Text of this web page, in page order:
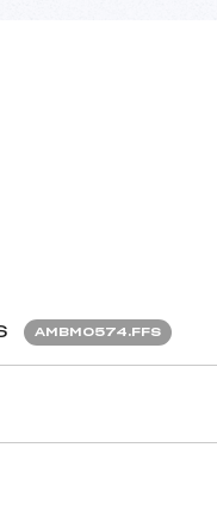
AMBM0574.FFS